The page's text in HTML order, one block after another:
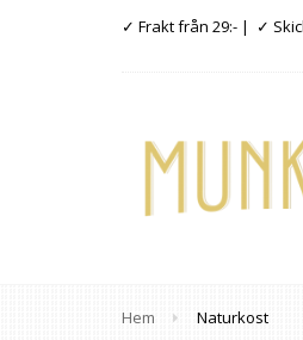
✓ Frakt från 29:- | ✓
Hem Naturkost